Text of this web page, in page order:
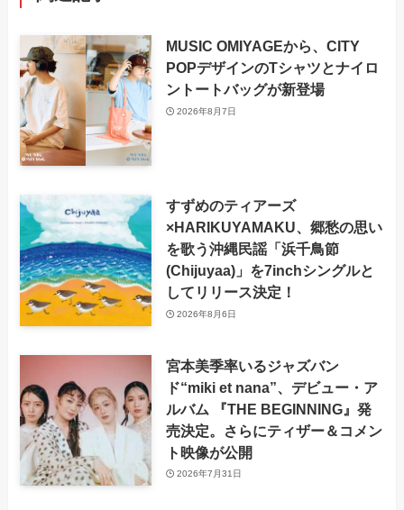
MUSIC OMIYAGEから、CITY
POPデザインのTシャツとナイロ
ントートバッグが新登場
2026年8月7日
すずめのティアーズ
×HARIKUYAMAKU、郷愁の思い
を歌う沖縄民謡「浜千鳥節
(Chijuyaa)」を7inchシングルと
してリリース決定！
2026年8月6日
宮本美季率いるジャズバン
ド“miki et nana”、デビュー・ア
ルバム 『THE BEGINNING』発
売決定。さらにティザー＆コメン
ト映像が公開
2026年7月31日